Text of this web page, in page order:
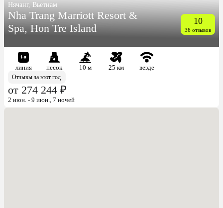
Нячанг, Вьетнам
Nha Trang Marriott Resort &
Spa, Hon Tre Island
10
36 отзывов
линия песок 10 м 25 км
везде
Отзывы за этот год
от 274 244 ₽
2 июн. - 9 июн., 7 ночей